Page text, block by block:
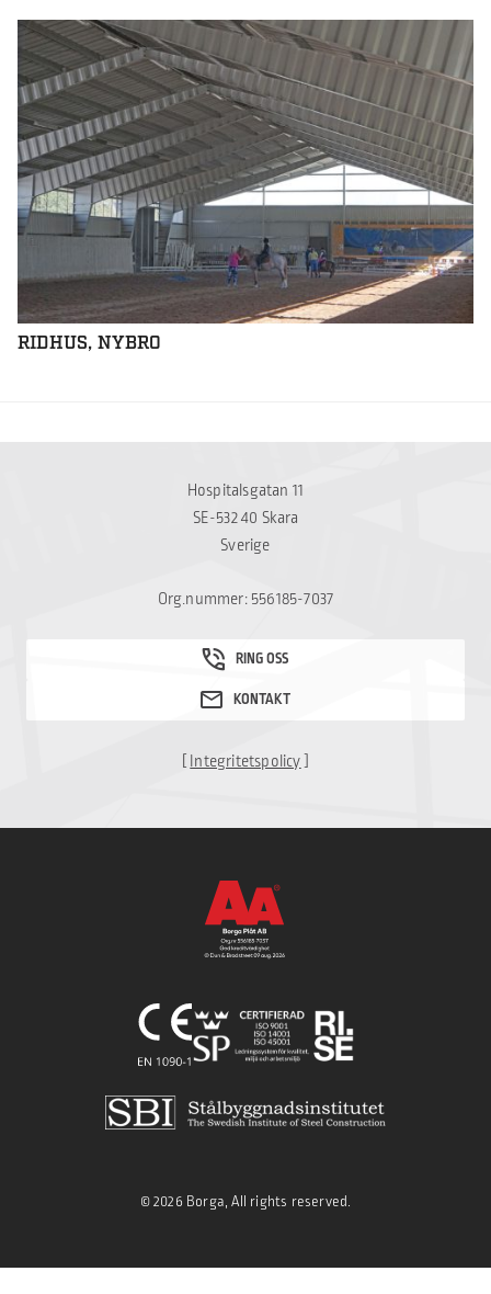
RIDHUS, NYBRO
Hospitalsgatan 11
SE-532 40 Skara
Sverige
Org.nummer: 556185-7037
[Integritetspolicy]
© 2026 Borga, All rights reserved.